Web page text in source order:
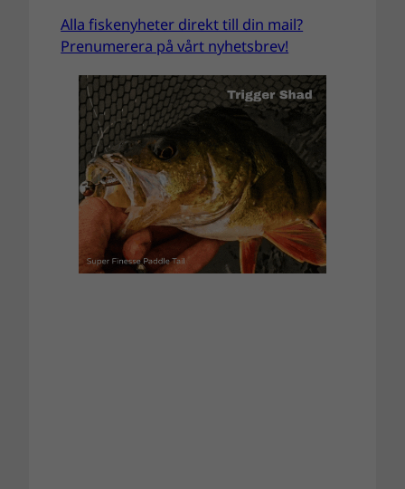
Alla fiskenyheter direkt till din mail?
Prenumerera på vårt nyhetsbrev!